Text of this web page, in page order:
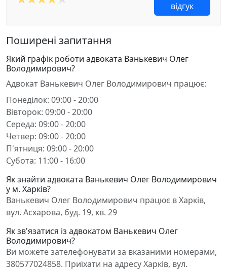
відгук
Поширені запитання
Який графік роботи адвоката Ванькевич Олег
Володимирович?
Адвокат Ванькевич Олег Володимирович працює:
Понеділок: 09:00 - 20:00
Вівторок: 09:00 - 20:00
Середа: 09:00 - 20:00
Четвер: 09:00 - 20:00
П'ятниця: 09:00 - 20:00
Субота: 11:00 - 16:00
Як знайти адвоката Ванькевич Олег Володимирович
у м. Харків?
Ванькевич Олег Володимирович працює в Харків,
вул. Асхарова, буд. 19, кв. 29
Як зв'язатися із адвокатом Ванькевич Олег
Володимирович?
Ви можете зателефонувати за вказаними номерами,
380577024858. Приїхати на адресу Харків, вул.